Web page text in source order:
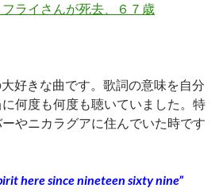
ライさんが死去、６７歳
好きな曲です。歌詞の意味を自分
何度も何度も聴いていました。特
やニカラグアに住んでいた時です
here since nineteen sixty nine”